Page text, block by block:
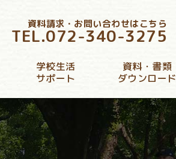
資料請求・お問い合わせはこちら
TEL.072-340-3275
学校生活
サポート
資料・書類
ダウンロード